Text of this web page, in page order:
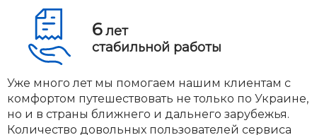
6лет
стабильной работы
Уже много лет мы помогаем нашим клиентам с
комфортом путешествовать не только по Украине,
но и в страны ближнего и дальнего зарубежья.
Количество довольных пользователей сервиса